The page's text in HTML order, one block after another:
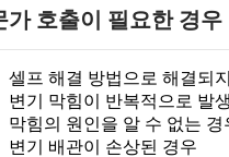
가 호출이 필요한 경우
셀프 해결 방법으로 해결되
변기 막힘이 반복적으로 발
막힘의 원인을 알 수 없는 경
변기 배관이 손상된 경우